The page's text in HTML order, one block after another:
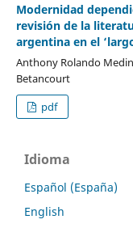
Modernidad
revisión de la
argentina en el
Anthony Rolando
Betancourt
pdf
Idioma
Español (España)
English